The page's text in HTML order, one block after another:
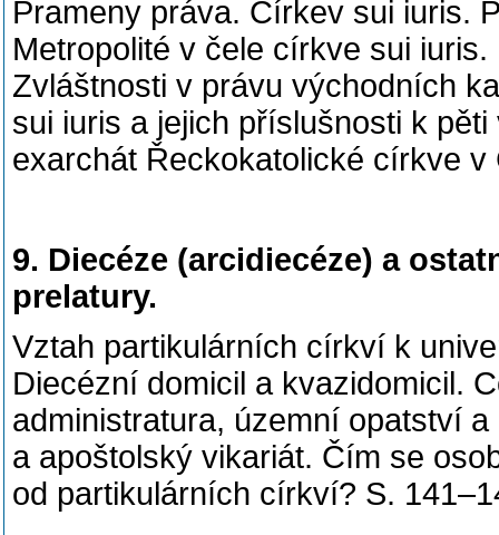
Prameny práva. Církev sui iuris.
Metropolité v čele církve sui
Zvláštnosti v právu východních
sui iuris a jejich příslušnosti k
exarchát Řeckokatolické církve v
9. Diecéze (arcidiecéze) a
prelatury.
Vztah partikulárních církví k
Diecézní domicil a kvazidomicil.
administratura, územní opatství
a apoštolský vikariát. Čím se
od partikulárních církví? S.